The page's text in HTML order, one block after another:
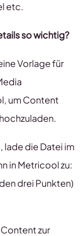
etc.
so wichtig?
Vorlage für
um Content
lade die Datei im
in Metricool zu:
drei Punkten)
zur